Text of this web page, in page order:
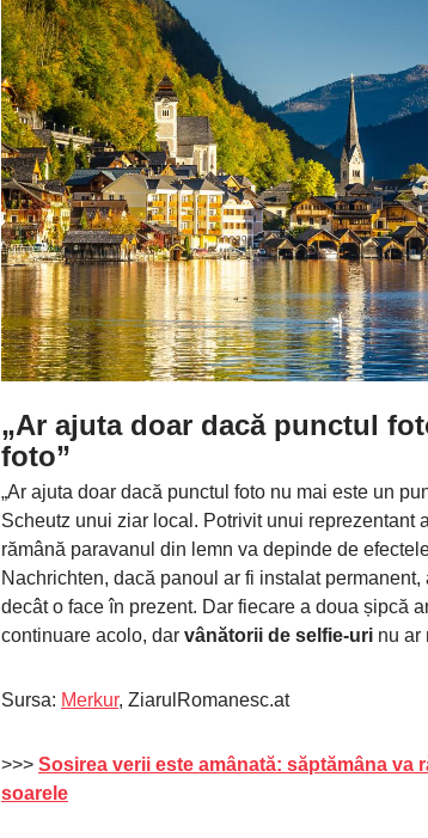
„Ar ajuta doar dacă punctul
foto”
„Ar ajuta doar dacă punctul foto nu mai este un
Scheutz unui ziar local. Potrivit unui reprezentant
rămână paravanul din lemn va depinde de
Nachrichten, dacă panoul ar fi instalat
decât o face în prezent. Dar fiecare a doua șipcă
continuare acolo, dar vânătorii de selfie-uri nu ar
Sursa: Merkur, ZiarulRomanesc.at
>>> Sosirea verii este amânată: săptămâna va
soarele